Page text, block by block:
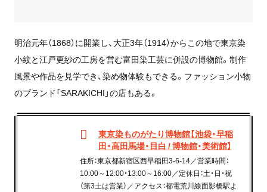
明治元年（1868）に開業し、大正3年（1914）からこの地で東京染
小紋と江戸更紗の工房を営む富田染工芸に併設の博物館。制作
風景や作品を見学でき、染め物体験もできる。ファッション小物
のブランド「SARAKICHI」の店もある。
東京染ものがたり博物館【池袋・早稲
田・高田馬場・目白 / 博物館・美術館】
住所：東京都新宿区西早稲田3-6-14／営業時間：
10:00～12:00・13:00～16:00／定休日：土・日・祝
（第3土は営業）／アクセス：都電荒川線面影橋駅よ